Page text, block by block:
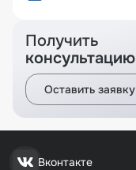
Получить
консультацию
Оставить заявку
Вконтакте